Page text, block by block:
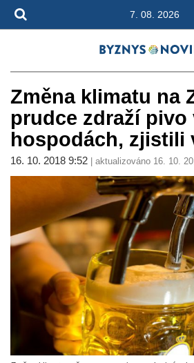
7. 08. 2026
Změna klimatu na
prudce zdraží pivo
hospodách, zjistili
16. 10. 2018 9:52 | aktualizováno 16. 10.